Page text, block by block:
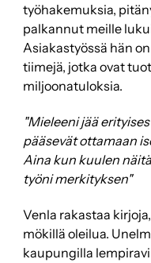
työhakemuksia,
palkannut meille
Asiakastyössä hän
tiimejä, jotka ovat
miljoonatuloksia.
"Mieleeni jää
pääsevät ottamaan
Aina kun kuulen
työni merkityksen"
Venla rakastaa
mökillä oleilua.
kaupungilla